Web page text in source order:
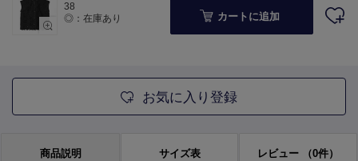
38
◎：在庫あり
カートに追加
お気に入り登録
商品説明 サイズ表 レビュー （0件）